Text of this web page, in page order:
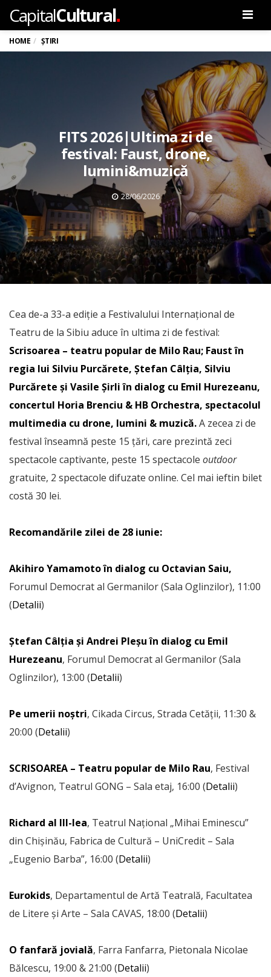
CapitalCultural.
HOME ȘTIRI
FITS 2026|Ultima zi de
festival: Faust, drone,
lumini&muzică
28/06/2026
Cea de-a 33-a ediţie a Festivalului Internaţional de
Teatru de la Sibiu aduce în ultima zi de festival:
Scrisoarea – teatru popular de Milo Rau; Faust în
regia lui Silviu Purcărete, Ștefan Câlția, Silviu
Purcărete şi Vasile Şirli în dialog cu Emil Hurezeanu,
concertul Horia Brenciu & HB Orchestra, spectacolul
multimedia cu drone, lumini & muzică.A zecea zi de
festival înseamnă peste 15 țări, care prezintă zeci
spectacole captivante, peste 15 spectacole outdoor
gratuite, 2 spectacole difuzate online. Cel mai ieftin bilet
costă 30 lei.
Recomandările zilei de 28 iunie:
Akihiro Yamamoto în dialog cu Octavian Saiu,
Forumul Democrat al Germanilor (Sala Oglinzilor), 11:00
(Detalii)
Ștefan Câlția și Andrei Pleșu în dialog cu Emil
Hurezeanu, Forumul Democrat al Germanilor (Sala
Oglinzilor), 13:00 (Detalii)
Pe umerii noștri, Cikada Circus, Strada Cetății, 11:30 &
20:00 (Detalii)
SCRISOAREA – Teatru popular de Milo Rau, Festival
d’Avignon, Teatrul GONG – Sala etaj, 16:00 (Detalii)
Richard al III-lea, Teatrul Național „Mihai Eminescu”
din Chișinău, Fabrica de Cultură – UniCredit – Sala
„Eugenio Barba”, 16:00 (Detalii)
Eurokids, Departamentul de Artă Teatrală, Facultatea
de Litere și Arte – Sala CAVAS, 18:00 (Detalii)
O fanfară jovială, Farra Fanfarra, Pietonala Nicolae
Bălcescu, 19:00 & 21:00 (Detalii)